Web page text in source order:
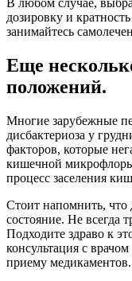
дозировку и
занимайтесь
Еще
положений.
Многие зарубежные
дисбактериоза у
факторов, которые
кишечной
процесс заселения
Стоит напомнить, что
состояние. Не всегда
Подходите здраво к
консультация с
приему медикаментов.